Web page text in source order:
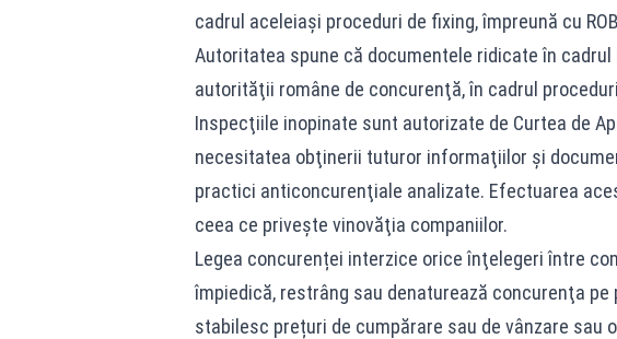
cadrul aceleiași proceduri de fixing, împreună cu
Autoritatea spune că documentele ridicate în
autorităţii române de concurenţă, în cadrul
Inspecţiile inopinate sunt autorizate de Curtea de
necesitatea obţinerii tuturor informaţiilor şi
practici anticoncurenţiale analizate. Efectuarea
ceea ce priveşte vinovăţia companiilor.
Legea concurenței interzice orice înţelegeri între
împiedică, restrâng sau denaturează concurenţa
stabilesc prețuri de cumpărare sau de vânzare sau